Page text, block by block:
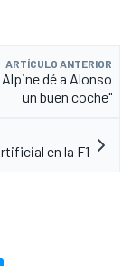
ARTÍCULO ANTERIOR
dé a Alonso
un buen coche"
en la F1